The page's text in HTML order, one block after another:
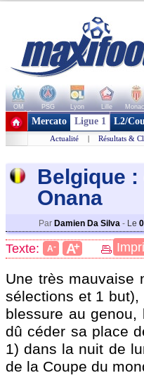
OM PSG Lyon Lille
+ de clubs
Mercato Ligue 1 L2/
Actualité | Résultats &
Belgique
Onana
Par Damien Da Silva - Le
Texte: A- A+
Une très mauvaise
sélections et 1
blessure au
dû céder sa place
1) dans la nuit de
de la Coupe du